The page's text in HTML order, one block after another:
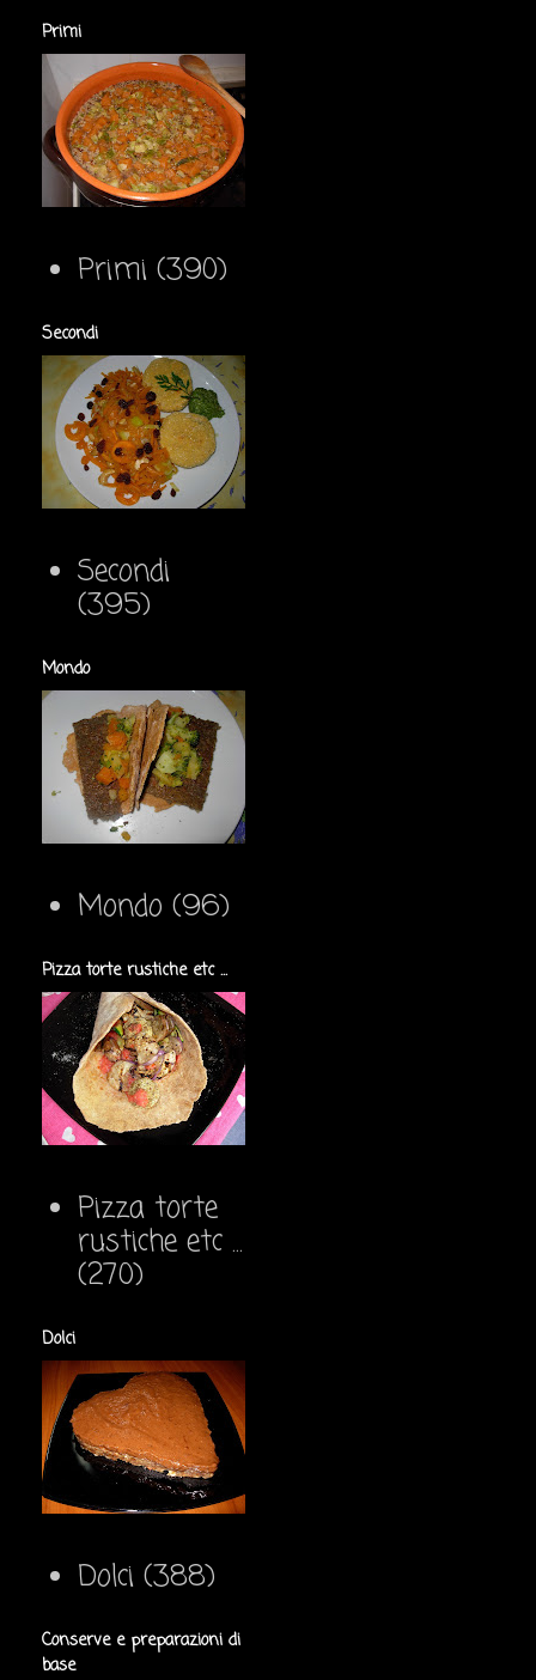
Primi
Primi (390)
Secondi
Secondi
(395)
Mondo
Mondo (96)
Pizza torte rustiche etc ...
Pizza torte
rustiche etc ...
(270)
Dolci
Dolci (388)
Conserve e preparazioni di
base